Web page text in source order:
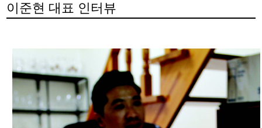
이준현 대표 인터뷰